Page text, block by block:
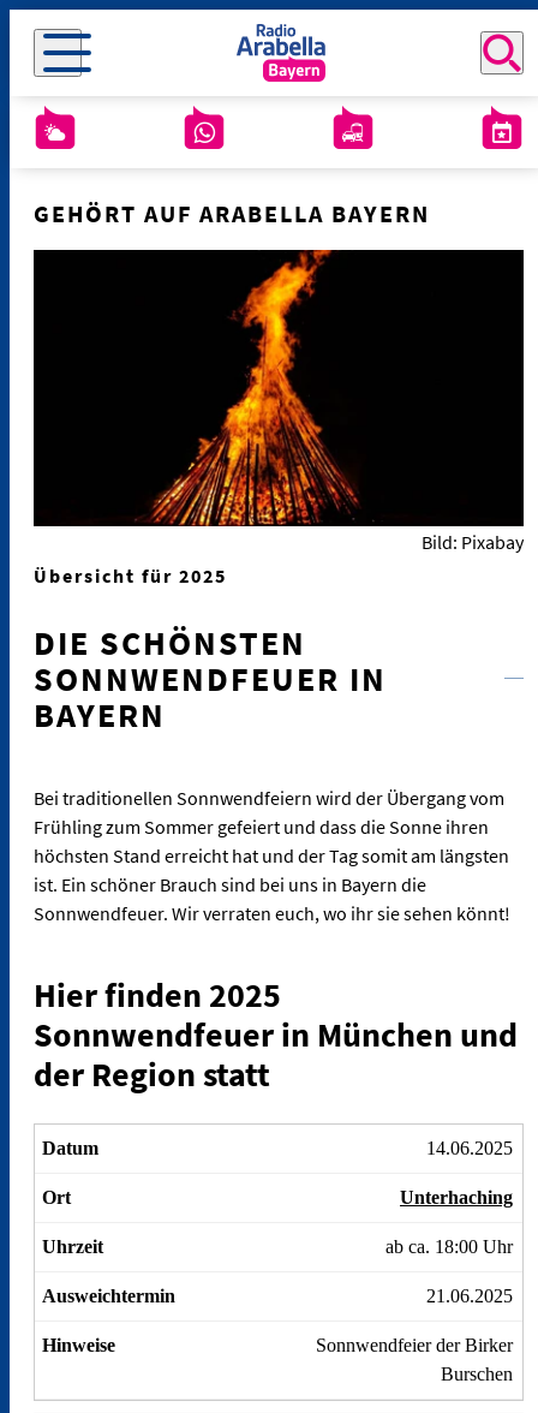
GEHÖRT AUF ARABELLA BAYERN
Bild: Pixabay
Übersicht für 2025
DIE SCHÖNSTEN
SONNWENDFEUER IN
BAYERN
Bei traditionellen Sonnwendfeiern wird der Übergang vom
Frühling zum Sommer gefeiert und dass die Sonne ihren
höchsten Stand erreicht hat und der Tag somit am längsten
ist. Ein schöner Brauch sind bei uns in Bayern die
Sonnwendfeuer. Wir verraten euch, wo ihr sie sehen könnt!
Hier finden 2025
Sonnwendfeuer in München und
der Region statt
14.06.2025
Unterhaching
ab ca. 18:00 Uhr
21.06.2025
Sonnwendfeier der Birker
Burschen